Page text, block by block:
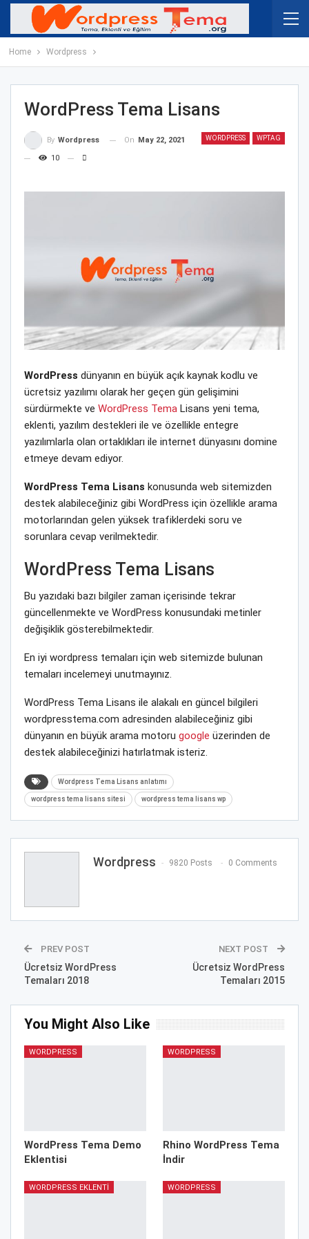
Home Wordpress
WordPress Tema Lisans
WORDPRESS WPTAG
By Wordpress On May 22, 2021
10
WordPress dünyanın en büyük açık kaynak kodlu ve
ücretsiz yazılımı olarak her geçen gün gelişimini
sürdürmekte ve WordPress Tema Lisans yeni tema,
eklenti, yazılım destekleri ile ve özellikle entegre
yazılımlarla olan ortaklıkları ile internet dünyasını domine
etmeye devam ediyor.
WordPress Tema Lisans konusunda web sitemizden
destek alabileceğiniz gibi WordPress için özellikle arama
motorlarından gelen yüksek trafiklerdeki soru ve
sorunlara cevap verilmektedir.
WordPress Tema Lisans
Bu yazıdaki bazı bilgiler zaman içerisinde tekrar
güncellenmekte ve WordPress konusundaki metinler
değişiklik gösterebilmektedir.
En iyi wordpress temaları için web sitemizde bulunan
temaları incelemeyi unutmayınız.
WordPress Tema Lisans ile alakalı en güncel bilgileri
wordpresstema.com adresinden alabileceğiniz gibi
dünyanın en büyük arama motoru google üzerinden de
destek alabileceğinizi hatırlatmak isteriz.
Wordpress Tema Lisans anlatımı
wordpress tema lisans sitesi wordpress tema lisans wp
Wordpress 9820 Posts 0 Comments
PREV POST
Ücretsiz WordPress
Temaları 2018
NEXT POST
Ücretsiz WordPress
Temaları 2015
You Might Also Like
WORDPRESS
WordPress Tema Demo
Eklentisi
WORDPRESS
Rhino WordPress Tema
İndir
WORDPRESS EKLENTI WORDPRESS